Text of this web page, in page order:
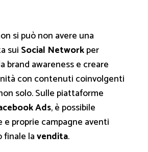
si può non avere una
sui Social Networkper
brand awareness e creare
con contenuti coinvolgenti
solo. Sulle piattaforme
Ads, è possibile
e proprie campagne aventi
lavendita.